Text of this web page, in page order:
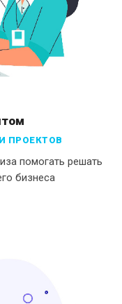
ПРОЕКТОВ
помогать решать
бизнеса